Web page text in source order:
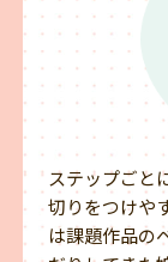
ステップごと
切りをつけや
は課題作品の